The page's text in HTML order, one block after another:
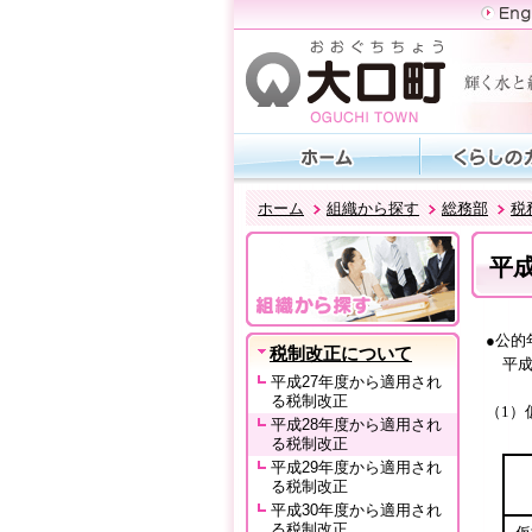
ホーム 組織から探す 総務部 税
税制改正について
平成27年度から適用され
る税制改正
平成28年度から適用され
る税制改正
平成29年度から適用され
る税制改正
平成30年度から適用され
平
●公的
平
（1